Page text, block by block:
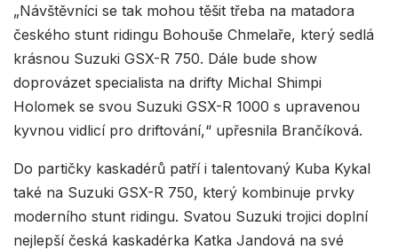
„Návštěvníci se tak mohou těšit třeba na matadora
českého stunt ridingu Bohouše Chmelaře, který sedlá
krásnou Suzuki GSX-R 750. Dále bude show
doprovázet specialista na drifty Michal Shimpi
Holomek se svou Suzuki GSX-R 1000 s upravenou
kyvnou vidlicí pro driftování,“ upřesnila Brančíková.
Do partičky kaskadérů patří i talentovaný Kuba Kykal
také na Suzuki GSX-R 750, který kombinuje prvky
moderního stunt ridingu. Svatou Suzuki trojici doplní
nejlepší česká kaskadérka Katka Jandová na své